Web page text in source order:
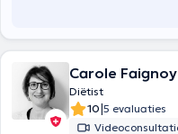
Carole Faignoy
Diëtist
10|5 evaluaties